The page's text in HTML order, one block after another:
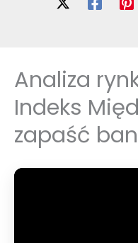
Analiza
Indeks
zapaść